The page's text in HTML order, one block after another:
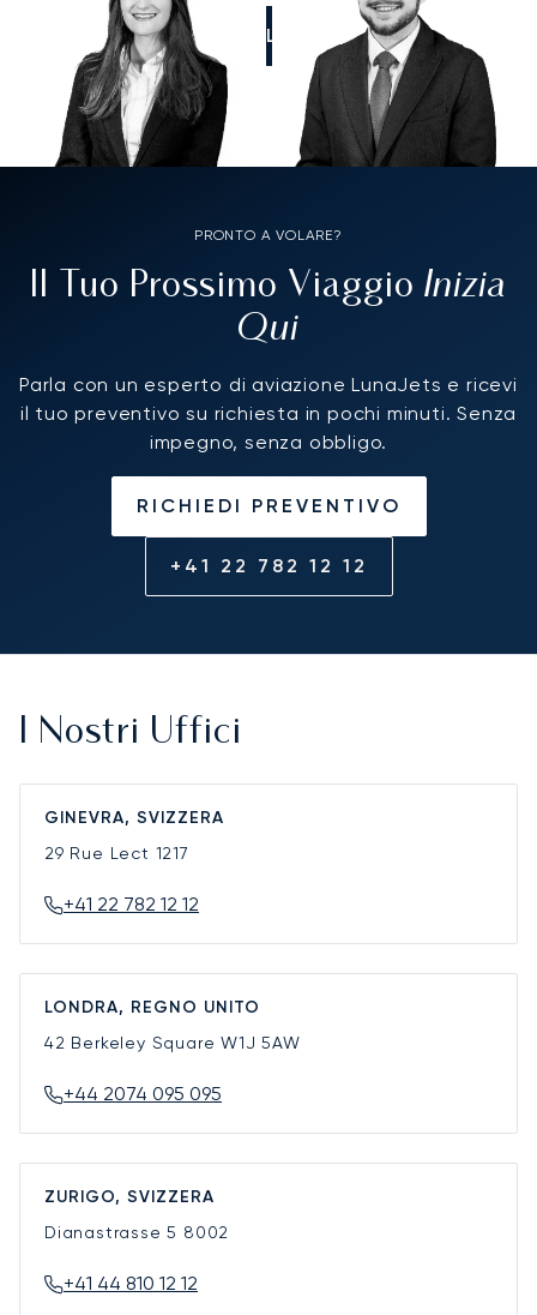
CALL US
PRONTO A VOLARE?
Il Tuo Prossimo Viaggio Inizia
Qui
Parla con un esperto di aviazione LunaJets e ricevi
il tuo preventivo su richiesta in pochi minuti. Senza
impegno, senza obbligo.
RICHIEDI PREVENTIVO
+41 22 782 12 12
I Nostri Uffici
GINEVRA, SVIZZERA
29 Rue Lect 1217
+41 22 782 12 12
LONDRA, REGNO UNITO
42 Berkeley SquareW1J 5AW
+44 2074 095 095
ZURIGO, SVIZZERA
Dianastrasse 5 8002
+41 44 810 12 12